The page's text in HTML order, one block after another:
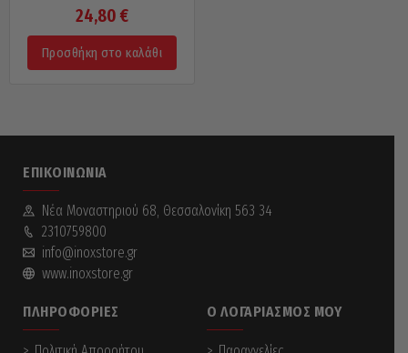
24,80 €
Προσθήκη στο καλάθι
ΕΠΙΚΟΙΝΩΝΊΑ
Νέα Mοναστηριού 68, Θεσσαλονίκη 563 34
2310759800
info@inoxstore.gr
www.inoxstore.gr
ΠΛΗΡΟΦΟΡΊΕΣ Ο ΛΟΓΑΡΙΑΣΜΌΣ ΜΟΥ